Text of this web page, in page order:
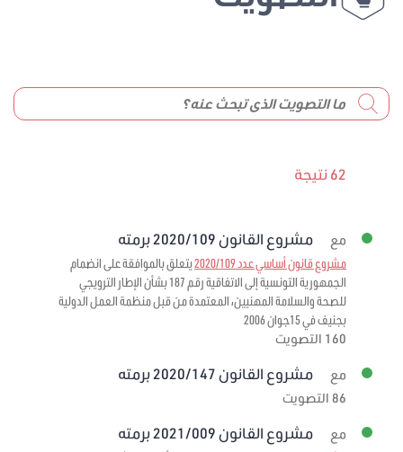
62 نتيجة
مع مشروع القانون 2020/109 برمته
مشروع قانون أساسي عدد 2020/109
يتعلق بالموافقة على انضمام
الجمهورية التونسية إلى الاتفاقية رقم 187 بشأن الإطار الترويجي
للصحة والسلامة المهنيين، المعتمدة من قبل منظمة العمل الدولية
بجنيف في 15جوان 2006
160 التصويت
مع مشروع القانون 2020/147 برمته
86 التصويت
مع مشروع القانون 2021/009 برمته